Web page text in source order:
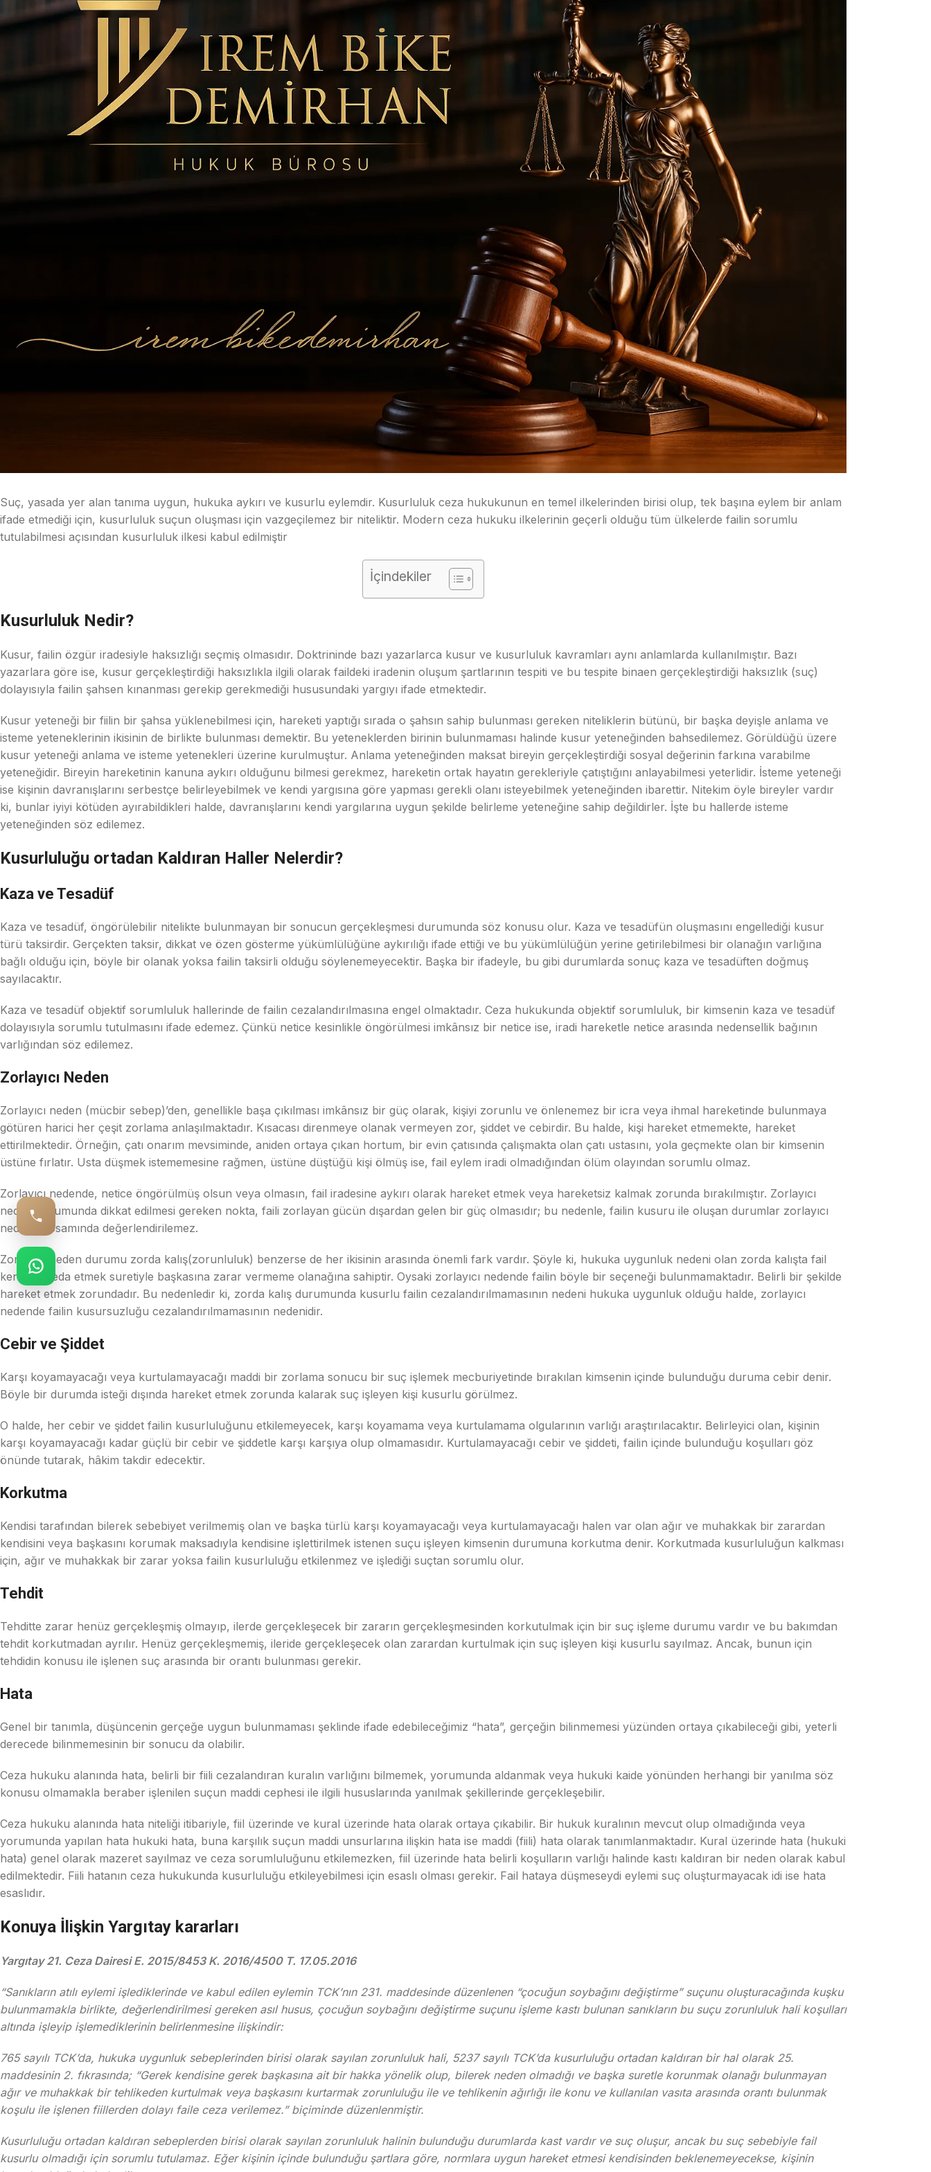
Suç, yasada yer alan tanıma uygun, hukuka aykırı ve kusurlu eylemdir. Kusurluluk ceza hukukunun en temel ilkelerinden birisi olup, tek başına eylem bir anlam
ifade etmediği için, kusurluluk suçun oluşması için vazgeçilemez bir niteliktir. Modern ceza hukuku ilkelerinin geçerli olduğu tüm ülkelerde failin sorumlu
tutulabilmesi açısından kusurluluk ilkesi kabul edilmiştir
İçindekiler
Kusurluluk Nedir?
Kusur, failin özgür iradesiyle haksızlığı seçmiş olmasıdır. Doktrininde bazı yazarlarca kusur ve kusurluluk kavramları aynı anlamlarda kullanılmıştır. Bazı
yazarlara göre ise, kusur gerçekleştirdiği haksızlıkla ilgili olarak faildeki iradenin oluşum şartlarının tespiti ve bu tespite binaen gerçekleştirdiği haksızlık (suç)
dolayısıyla failin şahsen kınanması gerekip gerekmediği hususundaki yargıyı ifade etmektedir.
Kusur yeteneği bir fiilin bir şahsa yüklenebilmesi için, hareketi yaptığı sırada o şahsın sahip bulunması gereken niteliklerin bütünü, bir başka deyişle anlama ve
isteme yeteneklerinin ikisinin de birlikte bulunması demektir. Bu yeteneklerden birinin bulunmaması halinde kusur yeteneğinden bahsedilemez. Görüldüğü üzere
kusur yeteneği anlama ve isteme yetenekleri üzerine kurulmuştur. Anlama yeteneğinden maksat bireyin gerçekleştirdiği sosyal değerinin farkına varabilme
yeteneğidir. Bireyin hareketinin kanuna aykırı olduğunu bilmesi gerekmez, hareketin ortak hayatın gerekleriyle çatıştığını anlayabilmesi yeterlidir. İsteme yeteneği
ise kişinin davranışlarını serbestçe belirleyebilmek ve kendi yargısına göre yapması gerekli olanı isteyebilmek yeteneğinden ibarettir. Nitekim öyle bireyler vardır
ki, bunlar iyiyi kötüden ayırabildikleri halde, davranışlarını kendi yargılarına uygun şekilde belirleme yeteneğine sahip değildirler. İşte bu hallerde isteme
yeteneğinden söz edilemez.
Kusurluluğu ortadan Kaldıran Haller Nelerdir?
Kaza ve Tesadüf
Kaza ve tesadüf, öngörülebilir nitelikte bulunmayan bir sonucun gerçekleşmesi durumunda söz konusu olur. Kaza ve tesadüfün oluşmasını engellediği kusur
türü taksirdir. Gerçekten taksir, dikkat ve özen gösterme yükümlülüğüne aykırılığı ifade ettiği ve bu yükümlülüğün yerine getirilebilmesi bir olanağın varlığına
bağlı olduğu için, böyle bir olanak yoksa failin taksirli olduğu söylenemeyecektir. Başka bir ifadeyle, bu gibi durumlarda sonuç kaza ve tesadüften doğmuş
sayılacaktır.
Kaza ve tesadüf objektif sorumluluk hallerinde de failin cezalandırılmasına engel olmaktadır. Ceza hukukunda objektif sorumluluk, bir kimsenin kaza ve tesadüf
dolayısıyla sorumlu tutulmasını ifade edemez. Çünkü netice kesinlikle öngörülmesi imkânsız bir netice ise, iradi hareketle netice arasında nedensellik bağının
varlığından söz edilemez.
Zorlayıcı Neden
Zorlayıcı neden (mücbir sebep)’den, genellikle başa çıkılması imkânsız bir güç olarak, kişiyi zorunlu ve önlenemez bir icra veya ihmal hareketinde bulunmaya
götüren harici her çeşit zorlama anlaşılmaktadır. Kısacası direnmeye olanak vermeyen zor, şiddet ve cebirdir. Bu halde, kişi hareket etmemekte, hareket
ettirilmektedir. Örneğin, çatı onarım mevsiminde, aniden ortaya çıkan hortum, bir evin çatısında çalışmakta olan çatı ustasını, yola geçmekte olan bir kimsenin
üstüne fırlatır. Usta düşmek istememesine rağmen, üstüne düştüğü kişi ölmüş ise, fail eylem iradi olmadığından ölüm olayından sorumlu olmaz.
Zorlayıcı nedende, netice öngörülmüş olsun veya olmasın, fail iradesine aykırı olarak hareket etmek veya hareketsiz kalmak zorunda bırakılmıştır. Zorlayıcı
neden durumunda dikkat edilmesi gereken nokta, faili zorlayan gücün dışardan gelen bir güç olmasıdır; bu nedenle, failin kusuru ile oluşan durumlar zorlayıcı
neden kapsamında değerlendirilemez.
Zorlayıcı neden durumu zorda kalış(zorunluluk) benzerse de her ikisinin arasında önemli fark vardır. Şöyle ki, hukuka uygunluk nedeni olan zorda kalışta fail
kendisini feda etmek suretiyle başkasına zarar vermeme olanağına sahiptir. Oysaki zorlayıcı nedende failin böyle bir seçeneği bulunmamaktadır. Belirli bir şekilde
hareket etmek zorundadır. Bu nedenledir ki, zorda kalış durumunda kusurlu failin cezalandırılmamasının nedeni hukuka uygunluk olduğu halde, zorlayıcı
nedende failin kusursuzluğu cezalandırılmamasının nedenidir.
Cebir ve Şiddet
Karşı koyamayacağı veya kurtulamayacağı maddi bir zorlama sonucu bir suç işlemek mecburiyetinde bırakılan kimsenin içinde bulunduğu duruma cebir denir.
Böyle bir durumda isteği dışında hareket etmek zorunda kalarak suç işleyen kişi kusurlu görülmez.
O halde, her cebir ve şiddet failin kusurluluğunu etkilemeyecek, karşı koyamama veya kurtulamama olgularının varlığı araştırılacaktır. Belirleyici olan, kişinin
karşı koyamayacağı kadar güçlü bir cebir ve şiddetle karşı karşıya olup olmamasıdır. Kurtulamayacağı cebir ve şiddeti, failin içinde bulunduğu koşulları göz
önünde tutarak, hâkim takdir edecektir.
Korkutma
Kendisi tarafından bilerek sebebiyet verilmemiş olan ve başka türlü karşı koyamayacağı veya kurtulamayacağı halen var olan ağır ve muhakkak bir zarardan
kendisini veya başkasını korumak maksadıyla kendisine işlettirilmek istenen suçu işleyen kimsenin durumuna korkutma denir. Korkutmada kusurluluğun kalkması
için, ağır ve muhakkak bir zarar yoksa failin kusurluluğu etkilenmez ve işlediği suçtan sorumlu olur.
Tehdit
Tehditte zarar henüz gerçekleşmiş olmayıp, ilerde gerçekleşecek bir zararın gerçekleşmesinden korkutulmak için bir suç işleme durumu vardır ve bu bakımdan
tehdit korkutmadan ayrılır. Henüz gerçekleşmemiş, ileride gerçekleşecek olan zarardan kurtulmak için suç işleyen kişi kusurlu sayılmaz. Ancak, bunun için
tehdidin konusu ile işlenen suç arasında bir orantı bulunması gerekir.
Hata
Genel bir tanımla, düşüncenin gerçeğe uygun bulunmaması şeklinde ifade edebileceğimiz “hata”, gerçeğin bilinmemesi yüzünden ortaya çıkabileceği gibi, yeterli
derecede bilinmemesinin bir sonucu da olabilir.
Ceza hukuku alanında hata, belirli bir fiili cezalandıran kuralın varlığını bilmemek, yorumunda aldanmak veya hukuki kaide yönünden herhangi bir yanılma söz
konusu olmamakla beraber işlenilen suçun maddi cephesi ile ilgili hususlarında yanılmak şekillerinde gerçekleşebilir.
Ceza hukuku alanında hata niteliği itibariyle, fiil üzerinde ve kural üzerinde hata olarak ortaya çıkabilir. Bir hukuk kuralının mevcut olup olmadığında veya
yorumunda yapılan hata hukuki hata, buna karşılık suçun maddi unsurlarına ilişkin hata ise maddi (fiili) hata olarak tanımlanmaktadır. Kural üzerinde hata (hukuki
hata) genel olarak mazeret sayılmaz ve ceza sorumluluğunu etkilemezken, fiil üzerinde hata belirli koşulların varlığı halinde kastı kaldıran bir neden olarak kabul
edilmektedir. Fiili hatanın ceza hukukunda kusurluluğu etkileyebilmesi için esaslı olması gerekir. Fail hataya düşmeseydi eylemi suç oluşturmayacak idi ise hata
esaslıdır.
Konuya İlişkin Yargıtay kararları
Yargıtay 21. Ceza Dairesi E. 2015/8453 K. 2016/4500 T. 17.05.2016
“Sanıkların atılı eylemi işlediklerinde ve kabul edilen eylemin TCK’nın 231. maddesinde düzenlenen “çocuğun soybağını değiştirme” suçunu oluşturacağında kuşku
bulunmamakla birlikte, değerlendirilmesi gereken asıl husus, çocuğun soybağını değiştirme suçunu işleme kastı bulunan sanıkların bu suçu zorunluluk hali koşulları
altında işleyip işlemediklerinin belirlenmesine ilişkindir:
765 sayılı TCK’da, hukuka uygunluk sebeplerinden birisi olarak sayılan zorunluluk hali, 5237 sayılı TCK’da kusurluluğu ortadan kaldıran bir hal olarak 25.
maddesinin 2. fıkrasında; “Gerek kendisine gerek başkasına ait bir hakka yönelik olup, bilerek neden olmadığı ve başka suretle korunmak olanağı bulunmayan
ağır ve muhakkak bir tehlikeden kurtulmak veya başkasını kurtarmak zorunluluğu ile ve tehlikenin ağırlığı ile konu ve kullanılan vasıta arasında orantı bulunmak
koşulu ile işlenen fiillerden dolayı faile ceza verilemez.” biçiminde düzenlenmiştir.
Kusurluluğu ortadan kaldıran sebeplerden birisi olarak sayılan zorunluluk halinin bulunduğu durumlarda kast vardır ve suç oluşur, ancak bu suç sebebiyle fail
kusurlu olmadığı için sorumlu tutulamaz. Eğer kişinin içinde bulunduğu şartlara göre, normlara uygun hareket etmesi kendisinden beklenemeyecekse, kişinin